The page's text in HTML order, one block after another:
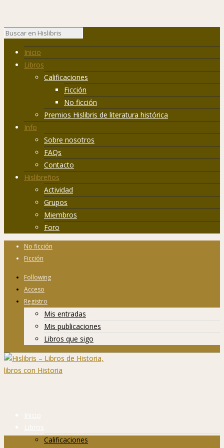
Inicio
Libros
Calificaciones
Ficción
No ficción
Premios Hislibris de literatura histórica
Info
Sobre nosotros
FAQs
Contacto
Hislibreños
Actividad
Grupos
Miembros
Foro
No ficción
Ficción
Following
Acceso
Registro
Mis entradas
Mis publicaciones
Libros que sigo
Inicio
Libros
Calificaciones